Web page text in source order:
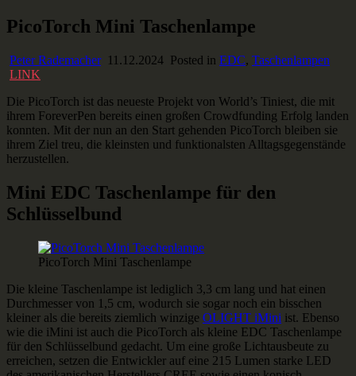
Skip
to
Ausstaffiert
Gear und Gadgets zum Verlieben
PicoTorch Mini Taschenlampe
Peter Rademacher 11.12.2024 Posted in EDC, Taschenlampen
LINK
Die PicoTorch ist das neueste Projekt von World’s Tiniest, die mit
ihrem ForeverPen bereits einen großen Crowdfunding Erfolg landen
konnten. Mit der nun an den Start gehenden PicoTorch bleiben sie
ihrem Ziel treu, die kleinsten und funktionalsten Alltagsgegenstände
herzustellen.
Mini EDC Taschenlampe für den
Schlüsselbund
PicoTorch Mini Taschenlampe
Die kleine Taschenlampe ist lediglich 3,3 cm lang und hat einen
Durchmesser von 1,5 cm, wodurch sie sogar noch ein bisschen
kleiner als die bereits ziemlich winzige OLIGHT iMini ist. Ebenso
wie die iMini ist auch die PicoTorch als kleine EDC Taschenlampe
für den Schlüsselbund gedacht. Um eine große Lichtausbeute zu
erreichen, setzen die Entwickler auf eine 215 Lumen starke LED